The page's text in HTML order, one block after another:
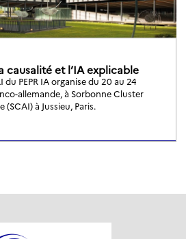
causalité et l’IA explicable
du PEPR IA organise du 20 au 24
allemande, à Sorbonne Cluster
à Jussieu, Paris.